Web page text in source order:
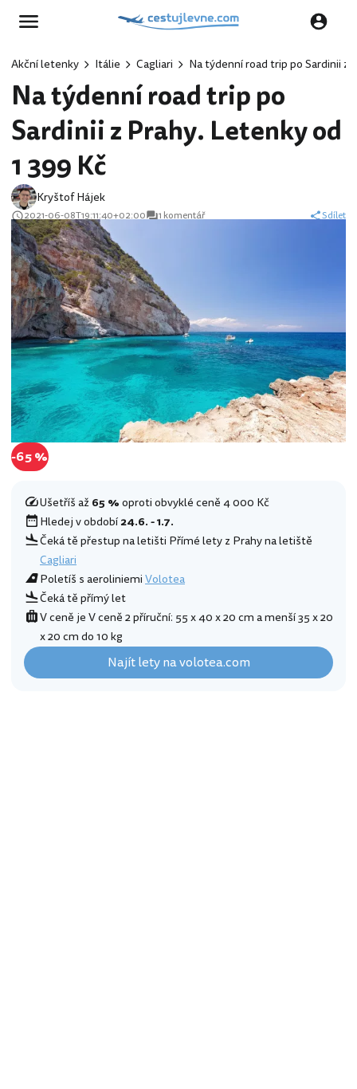
Akční letenky Itálie Cagliari Na týdenní road trip po Sardinii z
Na týdenní road trip po
Sardinii z Prahy. Letenky od
1 399 Kč
Kryštof Hájek
2021-06-08T19:11:40+02:00 1 komentář Sdílet
-65 %
Ušetříš až65 %oproti obvyklé ceně 4 000 Kč
Hledej v období24.6. - 1.7.
Čeká tě přestup na letišti Přímé lety z Prahy na letiště
Cagliari
Poletíš s aeroliniemiVolotea
Čeká tě přímý let
V ceně je V ceně 2 příruční: 55 x 40 x 20 cm a menší 35 x 20
x 20 cm do 10 kg
Najít lety na volotea.com